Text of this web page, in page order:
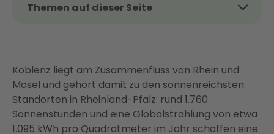
Themen auf dieser Seite
Was kostet eine PV-Anlage in Koblenz?
Förderung für Photovoltaik in Koblenz [Stand Juli
2026]
Eigenverbrauch maximieren: Warum PV allein nicht
Koblenz liegt am Zusammenfluss von Rhein und
Mosel und gehört damit zu den sonnenreichsten
Standorten in Rheinland-Pfalz: rund 1.760
Sonnenstunden und eine Globalstrahlung von etwa
1.095 kWh pro Quadratmeter im Jahr schaffen eine